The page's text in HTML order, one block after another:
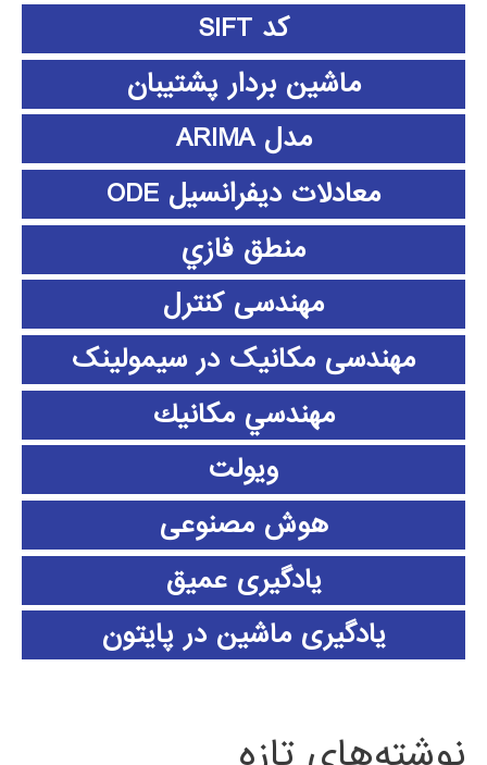
کد SIFT
ماشین بردار پشتیبان
مدل ARIMA
معادلات دیفرانسیل ODE
منطق فازي
مهندسی کنترل
مهندسی مکانیک در سیمولینک
مهندسي مكانيك
ویولت
هوش مصنوعی
یادگیری عمیق
یادگیری ماشین در پایتون